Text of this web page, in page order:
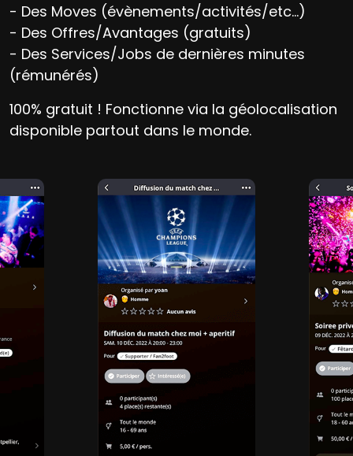
- Des Moves (évènements/activités/etc...)
- Des Offres/Avantages (gratuits)
- Des Services/Jobs de dernières minutes
(rémunérés)
100% gratuit ! Fonctionne via la géolocalisation
disponible partout dans le monde.